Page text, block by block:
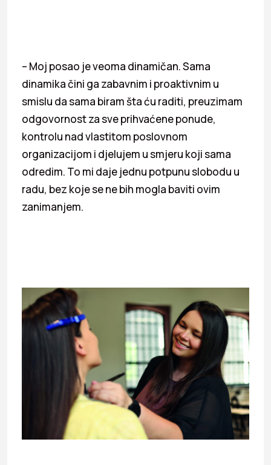
– Moj posao je veoma dinamičan. Sama
dinamika čini ga zabavnim i proaktivnim u
smislu da sama biram šta ću raditi, preuzimam
odgovornost za sve prihvaćene ponude,
kontrolu nad vlastitom poslovnom
organizacijom i djelujem u smjeru koji sama
odredim. To mi daje jednu potpunu slobodu u
radu, bez koje se ne bih mogla baviti ovim
zanimanjem.